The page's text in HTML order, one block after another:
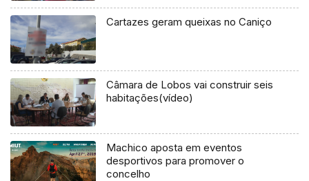
Cartazes geram queixas no Caniço
Câmara de Lobos vai construir seis
habitações(vídeo)
Machico aposta em eventos
desportivos para promover o
concelho